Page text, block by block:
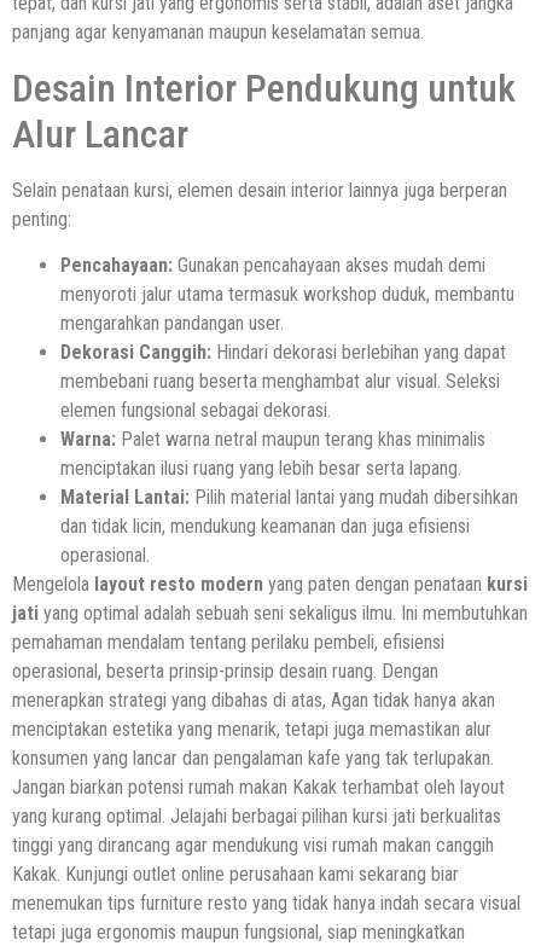
panjang agar kenyamanan maupun keselamatan semua.
Desain Interior Pendukung untuk
Alur Lancar
Selain penataan kursi, elemen desain interior lainnya juga berperan
penting:
Pencahayaan: Gunakan pencahayaan akses mudah demi
menyoroti jalur utama termasuk workshop duduk, membantu
mengarahkan pandangan user.
Dekorasi Canggih: Hindari dekorasi berlebihan yang dapat
membebani ruang beserta menghambat alur visual. Seleksi
elemen fungsional sebagai dekorasi.
Warna: Palet warna netral maupun terang khas minimalis
menciptakan ilusi ruang yang lebih besar serta lapang.
Material Lantai: Pilih material lantai yang mudah dibersihkan
dan tidak licin, mendukung keamanan dan juga efisiensi
operasional.
Mengelola layout resto modern yang paten dengan penataan kursi
jati yang optimal adalah sebuah seni sekaligus ilmu. Ini membutuhkan
pemahaman mendalam tentang perilaku pembeli, efisiensi
operasional, beserta prinsip-prinsip desain ruang. Dengan
menerapkan strategi yang dibahas di atas, Agan tidak hanya akan
menciptakan estetika yang menarik, tetapi juga memastikan alur
konsumen yang lancar dan pengalaman kafe yang tak terlupakan.
Jangan biarkan potensi rumah makan Kakak terhambat oleh layout
yang kurang optimal. Jelajahi berbagai pilihan kursi jati berkualitas
tinggi yang dirancang agar mendukung visi rumah makan canggih
Kakak. Kunjungi outlet online perusahaan kami sekarang biar
menemukan tips furniture resto yang tidak hanya indah secara visual
tetapi juga ergonomis maupun fungsional, siap meningkatkan